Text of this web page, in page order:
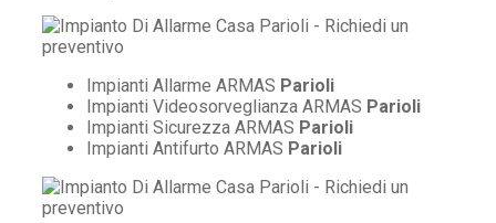
Impianti Allarme ARMAS Parioli
Impianti Videosorveglianza ARMAS Parioli
Impianti Sicurezza ARMAS Parioli
Impianti Antifurto ARMAS Parioli